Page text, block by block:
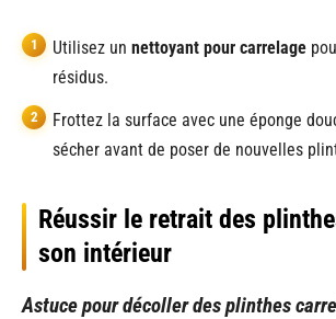
Utilisez un nettoyant pour carrelage
résidus.
Frottez la surface avec une éponge
sécher avant de poser de nouvelles
Réussir le retrait des
son intérieur
Astuce pour décoller des plinthes